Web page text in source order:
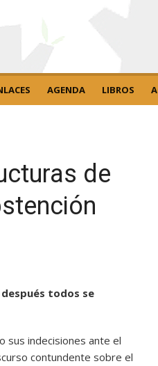
AGENDA LIBROS
de
todos se
sus indecisiones ante el
contundente sobre el